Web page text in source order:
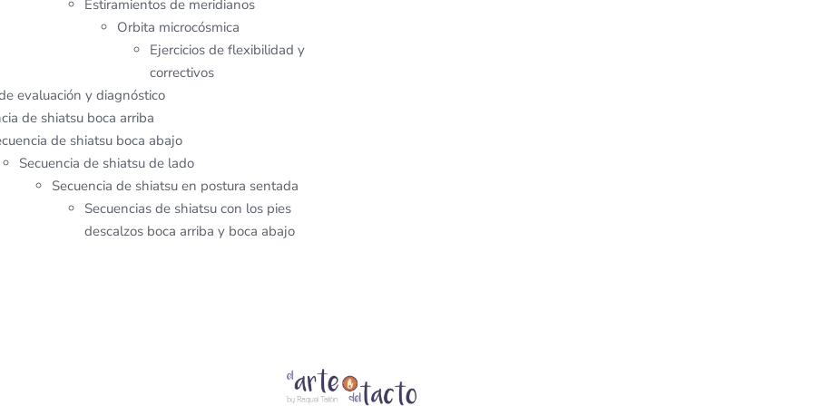
Estiramientos de meridianos
Orbita microcósmica
Ejercicios de flexibilidad y
correctivos
evaluación y diagnóstico
de shiatsu boca arriba
de shiatsu boca abajo
Secuencia de shiatsu de lado
Secuencia de shiatsu en postura sentada
Secuencias de shiatsu con los pies
descalzos boca arriba y boca abajo